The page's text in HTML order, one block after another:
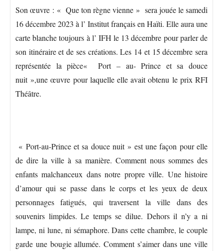
Son œuvre : « Que ton règne vienne » sera jouée le samedi
16 décembre 2023 à l’ Institut français en Haïti. Elle aura une
carte blanche toujours à l’ IFH le 13 décembre pour parler de
son itinéraire et de ses créations. Les 14 et 15 décembre sera
représentée la pièce« Port – au- Prince et sa douce
nuit »,une œuvre pour laquelle elle avait obtenu le prix RFI
Théâtre.
« Port-au-Prince et sa douce nuit » est une façon pour elle
de dire la ville à sa manière. Comment nous sommes des
enfants malchanceux dans notre propre ville. Une histoire
d’amour qui se passe dans le corps et les yeux de deux
personnages fatigués, qui traversent la ville dans des
souvenirs limpides. Le temps se dilue. Dehors il n’y a ni
lampe, ni lune, ni sémaphore. Dans cette chambre, le couple
garde une bougie allumée. Comment s’aimer dans une ville